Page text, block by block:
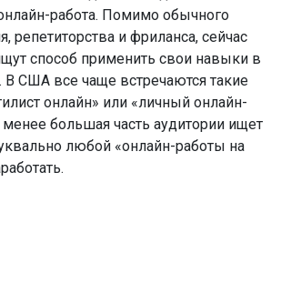
работа. Помимо обычного
репетиторства и фриланса, сейчас
способ применить свои навыки в
США все чаще встречаются такие
онлайн» или «личный онлайн-
большая часть аудитории ищет
любой «онлайн-работы на